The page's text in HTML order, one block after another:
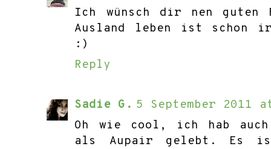
Ich wünsch dir nen
Ausland leben ist schon
:)
Reply
Sadie G. 5 September 2011
Oh wie cool, ich hab auch
als Aupair gelebt. Es